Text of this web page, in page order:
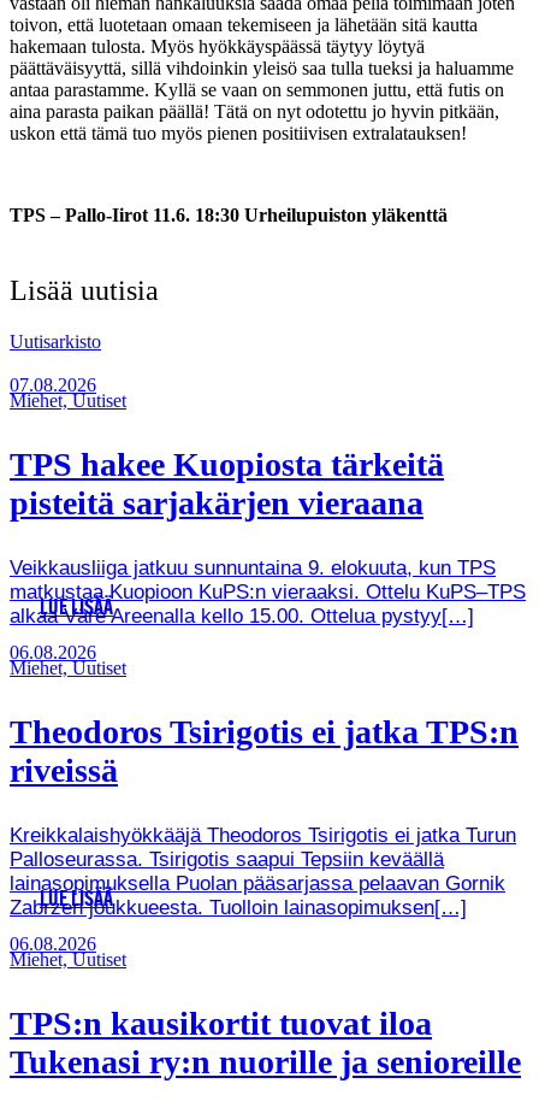
toivon, että luotetaan omaan tekemiseen ja lähetään sitä kautta
hakemaan tulosta. Myös hyökkäyspäässä täytyy löytyä
päättäväisyyttä, sillä vihdoinkin yleisö saa tulla tueksi ja haluamme
antaa parastamme. Kyllä se vaan on semmonen juttu, että futis on
aina parasta paikan päällä! Tätä on nyt odotettu jo hyvin pitkään,
uskon että tämä tuo myös pienen positiivisen extralatauksen!
TPS – Pallo-Iirot 11.6. 18:30 Urheilupuiston yläkenttä
Lisää uutisia
Uutisarkisto
07.08.2026
Miehet, Uutiset
TPS hakee Kuopiosta tärkeitä
pisteitä sarjakärjen vieraana
Veikkausliiga jatkuu sunnuntaina 9. elokuuta, kun TPS
matkustaa Kuopioon KuPS:n vieraaksi. Ottelu KuPS–TPS
alkaa Väre Areenalla kello 15.00. Ottelua pystyy[…]
LUE LISÄÄ
06.08.2026
Miehet, Uutiset
Theodoros Tsirigotis ei jatka TPS:n
riveissä
Kreikkalaishyökkääjä Theodoros Tsirigotis ei jatka Turun
Palloseurassa. Tsirigotis saapui Tepsiin keväällä
lainasopimuksella Puolan pääsarjassa pelaavan Gornik
Zabrzen joukkueesta. Tuolloin lainasopimuksen[…]
LUE LISÄÄ
06.08.2026
Miehet, Uutiset
TPS:n kausikortit tuovat iloa
Tukenasi ry:n nuorille ja senioreille